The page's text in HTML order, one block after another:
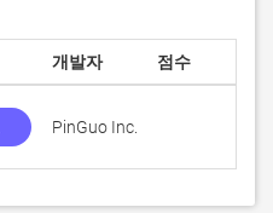
개발자 점수
PinGuo Inc.